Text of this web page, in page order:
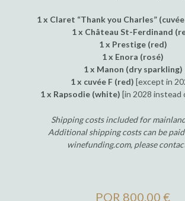
1 x Claret “Thank you Charles”
1 x Château St-Ferdinand
1 x Prestige (red)
1 x Enora (rosé)
1 x Manon (dry sparkling)
1 x cuvée F (red) [except in
1 x Rapsodie (white) [in 2028 instead
Shipping costs included for
Additional shipping costs can be
winefunding.com, please
POR 800.00 €